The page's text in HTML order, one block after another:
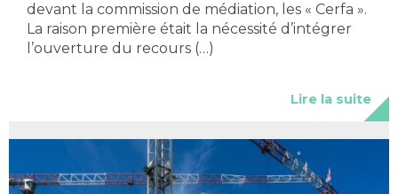
devant la commission de médiation, les « Cerfa ».
La raison première était la nécessité d’intégrer
l’ouverture du recours (…)
Lire la suite